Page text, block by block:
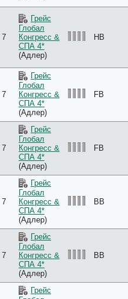
7
Грейс
Глобал
Конгресс &
СПА 4*
(Адлер)
HB
7
Грейс
Глобал
Конгресс &
СПА 4*
(Адлер)
FB
7
Грейс
Глобал
Конгресс &
СПА 4*
(Адлер)
FB
7
Грейс
Глобал
Конгресс &
СПА 4*
(Адлер)
BB
7
Грейс
Глобал
Конгресс &
СПА 4*
(Адлер)
BB
Грейс